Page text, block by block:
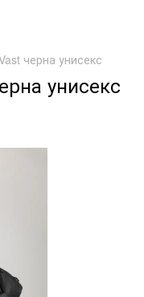
черна унисекс
унисекс